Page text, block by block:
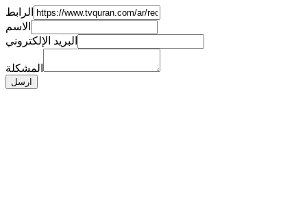
الرابط
الاسم
البريد الإلكتروني
المشكلة
ارسل